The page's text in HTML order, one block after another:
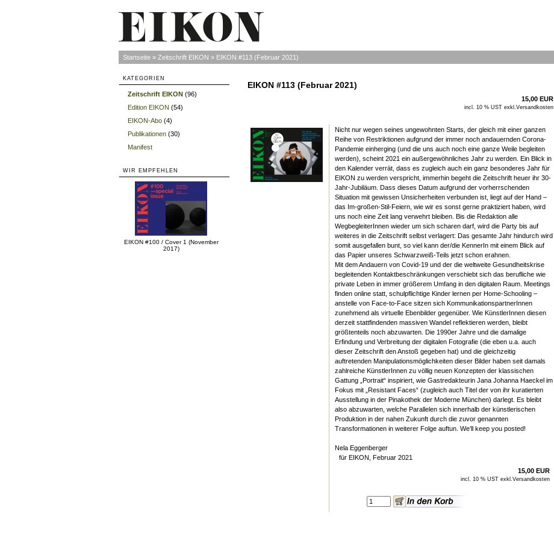
Startseite » Zeitschrift EIKON » EIKON #113 (Februar 2021)
KATEGORIEN
Zeitschrift EIKON (96)
Edition EIKON (54)
EIKON-Abo (4)
Publikationen (30)
Manifest
WIR EMPFEHLEN
EIKON #100 / Cover 1 (November
2017)
EIKON #113 (Februar 2021)
15,00 EUR
incl. 10 % UST exkl.Versandkosten
Nicht nur wegen seines ungewohnten Starts, der gleich mit einer ganzen
Reihe von Restriktionen aufgrund der immer noch andauernden Corona-
Pandemie einherging (und die uns auch noch eine ganze Weile begleiten
werden), scheint 2021 ein außergewöhnliches Jahr zu werden. Ein Blick in
den Kalender verrät, dass es zugleich auch ein ganz besonderes Jahr für
EIKON zu werden verspricht, immerhin begeht die Zeitschrift heuer ihr 30-
Jahr-Jubiläum. Dass dieses Datum aufgrund der vorherrschenden
Situation mit gewissen Unsicherheiten verbunden ist, liegt auf der Hand –
das Im-großen-Stil-Feiern, wie wir es sonst gerne praktiziert haben, wird
uns noch eine Zeit lang verwehrt bleiben. Bis die Redaktion alle
WegbegleiterInnen wieder um sich scharen darf, wird die Party bis auf
weiteres in die Zeitschrift selbst verlagert: Das gesamte Jahr hindurch wird
somit ausgefallen bunt, so viel kann der/die KennerIn mit einem Blick auf
das Papier unseres Schwarzweiß-Teils jetzt schon erahnen.
Mit dem Andauern von Covid-19 und der die weltweite Gesundheitskrise
begleitenden Kontaktbeschränkungen verschiebt sich das berufliche wie
private Leben in immer größerem Umfang in den digitalen Raum. Meetings
finden online statt, schulpflichtige Kinder lernen per Home-Schooling –
anstelle von Face-to-Face sitzen sich KommunikationspartnerInnen
zunehmend als virtuelle Ebenbilder gegenüber. Wie KünstlerInnen diesen
derzeit stattfindenden massiven Wandel reflektieren werden, bleibt
größtenteils noch abzuwarten. Die 1990er Jahre und die damalige
Erfindung und Verbreitung der digitalen Fotografie (die eben u.a. auch
dieser Zeitschrift den Anstoß gegeben hat) und die gleichzeitig
auftretenden Manipulationsmöglichkeiten dieser Bilder haben seit damals
zahlreiche KünstlerInnen zu völlig neuen Konzepten der klassischen
Gattung „Portrait“ inspiriert, wie Gastredakteurin Jana Johanna Haeckel im
Fokus mit „Resistant Faces“ (zugleich auch Titel der von ihr kuratierten
Ausstellung in der Pinakothek der Moderne München) darlegt. Es bleibt
also abzuwarten, welche Parallelen sich innerhalb der künstlerischen
Produktion in der nahen Zukunft durch die zuvor genannten
Transformationen in weiterer Folge auftun. We’ll keep you posted!
Nela Eggenberger
für EIKON, Februar 2021
15,00 EUR
incl. 10 % UST exkl.Versandkosten